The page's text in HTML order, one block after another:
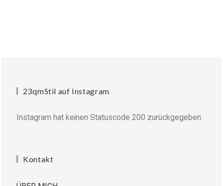
23qmStil auf Instagram
Instagram hat keinen Statuscode 200 zurückgegeben.
Kontakt